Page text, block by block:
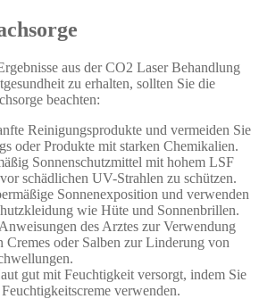
aus der CO2 Laser Behandlung
zu erhalten, sollten Sie die
beachten:
Reinigungsprodukte und vermeiden Sie
oder Produkte mit starken Chemikalien.
Sonnenschutzmittel mit hohem LSF
schädlichen UV-Strahlen zu schützen.
Sonnenexposition und verwenden
wie Hüte und Sonnenbrillen.
des Arztes zur Verwendung
Cremes oder Salben zur Linderung von
gut mit Feuchtigkeit versorgt, indem Sie
verwenden.